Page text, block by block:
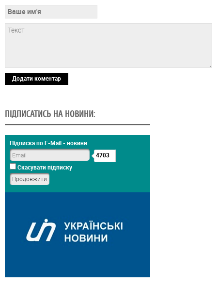
Додати коментар
ПІДПИСАТИСЬ НА НОВИНИ:
Підписка по E-Mail - новини
4703
Скасувати підписку